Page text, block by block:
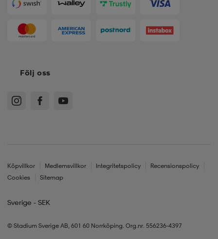
Följ oss
Köpvillkor Medlemsvillkor Integritetspolicy
Recensionspolicy
Cookies
Sitemap
Sverige - SEK
© Stadium Sverige AB, 601 60 Norrköping. Org.nr. 556236-4397